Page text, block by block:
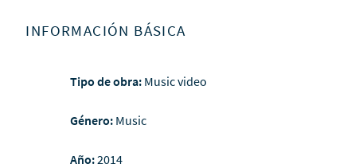
INFORMACIÓN BÁSICA
Tipo de obra: Music video
Género: Music
Año:2014